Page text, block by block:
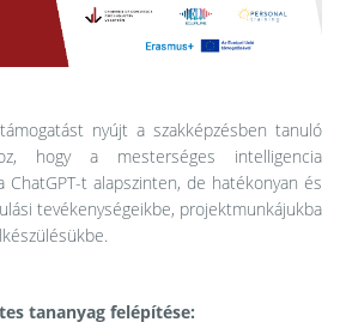
nyújt a szakképzésben tanuló
hogy a mesterséges intelligencia
ChatGPT-t alapszinten, de hatékonyan és
tevékenységeikbe, projektmunkájukba
tananyag felépítése: